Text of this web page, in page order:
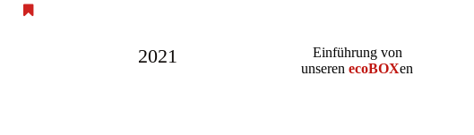
2021
Einführung von
unseren ecoBOXen